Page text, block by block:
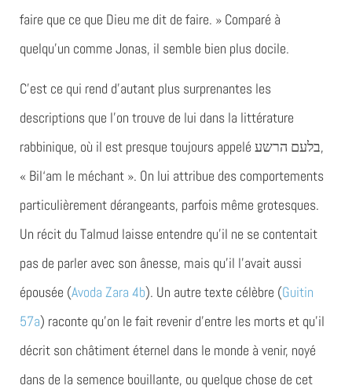
faire que ce que Dieu me dit de faire. » Comparé à
quelqu’un comme Jonas, il semble bien plus docile.
C’est ce qui rend d’autant plus surprenantes les
descriptions que l’on trouve de lui dans la littérature
rabbinique, où il est presque toujours appelé בלעם הרשע,
« Bil‘am le méchant ». On lui attribue des comportements
particulièrement dérangeants, parfois même grotesques.
Un récit du Talmud laisse entendre qu’il ne se contentait
pas de parler avec son ânesse, mais qu’il l’avait aussi
épousée (Avoda Zara 4b). Un autre texte célèbre (Guitin
57a) raconte qu’on le fait revenir d’entre les morts et qu’il
décrit son châtiment éternel dans le monde à venir, noyé
dans de la semence bouillante, ou quelque chose de cet